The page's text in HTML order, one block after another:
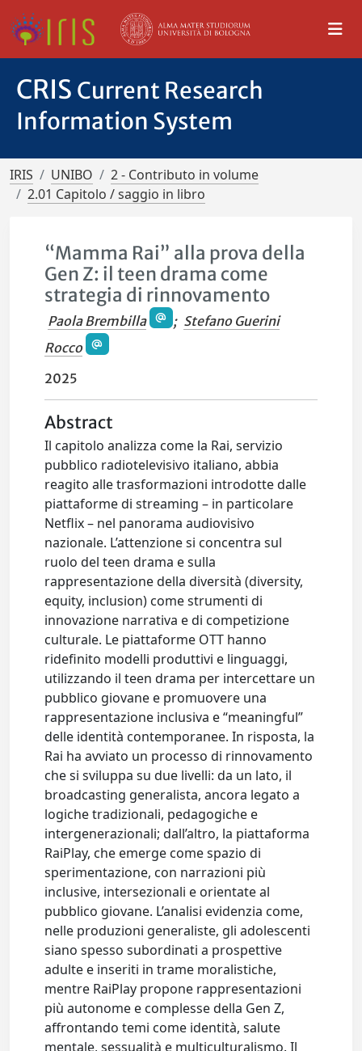
CRIS Current Research
Information System
IRIS UNIBO
2 - Contributo in volume
2.01 Capitolo / saggio in libro
“Mamma Rai” alla prova della
Gen Z: il teen drama come
strategia di rinnovamento
Paola Brembilla ; Stefano Guerini
Rocco
2025
Abstract
Il capitolo analizza come la Rai, servizio
pubblico radiotelevisivo italiano, abbia
reagito alle trasformazioni introdotte dalle
piattaforme di streaming – in particolare
Netflix – nel panorama audiovisivo
nazionale. L’attenzione si concentra sul
ruolo del teen drama e sulla
rappresentazione della diversità (diversity,
equity, inclusion) come strumenti di
innovazione narrativa e di competizione
culturale. Le piattaforme OTT hanno
ridefinito modelli produttivi e linguaggi,
utilizzando il teen drama per intercettare un
pubblico giovane e promuovere una
rappresentazione inclusiva e “meaningful”
delle identità contemporanee. In risposta, la
Rai ha avviato un processo di rinnovamento
che si sviluppa su due livelli: da un lato, il
broadcasting generalista, ancora legato a
logiche tradizionali, pedagogiche e
intergenerazionali; dall’altro, la piattaforma
RaiPlay, che emerge come spazio di
sperimentazione, con narrazioni più
inclusive, intersezionali e orientate al
pubblico giovane. L’analisi evidenzia come,
nelle produzioni generaliste, gli adolescenti
siano spesso subordinati a prospettive
adulte e inseriti in trame moralistiche,
mentre RaiPlay propone rappresentazioni
più autonome e complesse della Gen Z,
affrontando temi come identità, salute
mentale, sessualità e multiculturalismo. Il